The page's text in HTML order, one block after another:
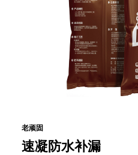
老顽固
速凝防水补漏